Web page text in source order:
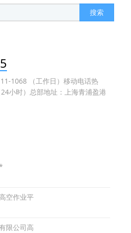
搜索
1068 （工作日）移动电话热
小时）总部地址：上海青浦盈港
空作业平
限公司高